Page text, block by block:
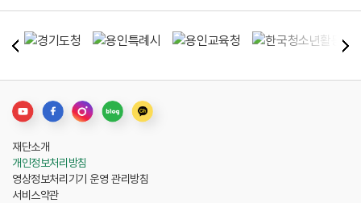
재단소개
개인정보처리방침
영상정보처리기기 운영 관리방침
서비스약관